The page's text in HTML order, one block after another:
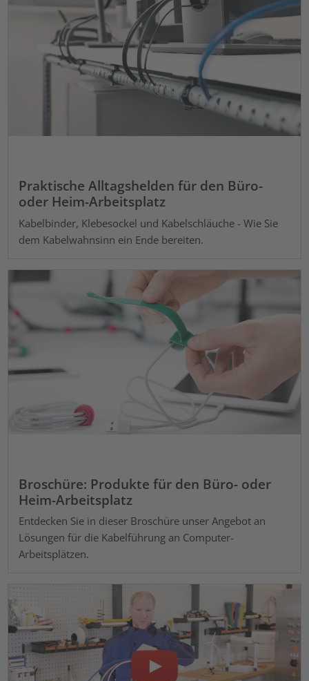
Praktische Alltagshelden für den Büro-
oder Heim-Arbeitsplatz
Kabelbinder, Klebesockel und Kabelschläuche - Wie Sie
dem Kabelwahnsinn ein Ende bereiten.
Broschüre: Produkte für den Büro- oder
Heim-Arbeitsplatz
Entdecken Sie in dieser Broschüre unser Angebot an
Lösungen für die Kabelführung an Computer-
Arbeitsplätzen.